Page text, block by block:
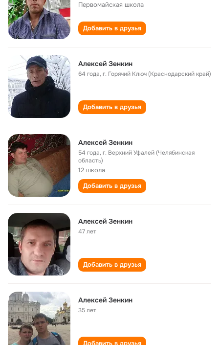
Первомайская школа
Добавить в друзья
Алексей Зенкин
64 года,г. Горячий Ключ (Краснодарский край)
Добавить в друзья
Алексей Зенкин
54 года,г. Верхний Уфалей (Челябинская
область)
12 школа
Добавить в друзья
Алексей Зенкин
47 лет
Добавить в друзья
Алексей Зенкин
35 лет
Добавить в друзья